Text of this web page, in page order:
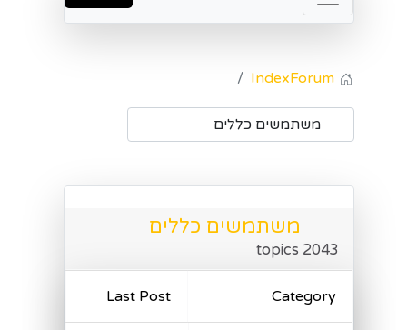
Forum
Index
משתמשים כללים
2043 topics
Category
Last Post